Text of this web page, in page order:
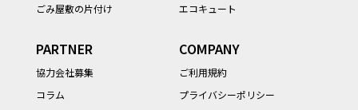
ごみ屋敷の片付け
エコキュート
PARTNER
協力会社募集
コラム
COMPANY
ご利用規約
プライバシーポリシー